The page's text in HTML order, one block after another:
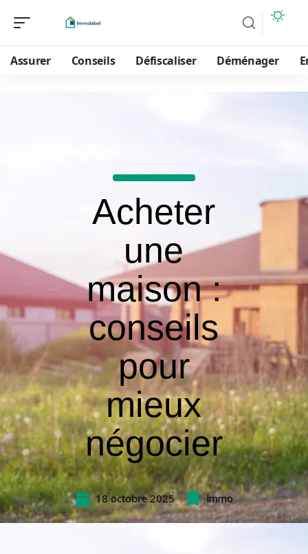
Assurer Conseils Défiscaliser Déménager
Acheter
une
maison :
conseils
pour
mieux
négocier
18 octobre 2025 Immo